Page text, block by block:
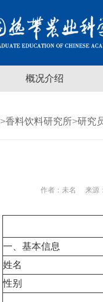
概况介绍
>香料饮料研究所>研究
作者： 未名 来源
一、基本信息
姓名
性别